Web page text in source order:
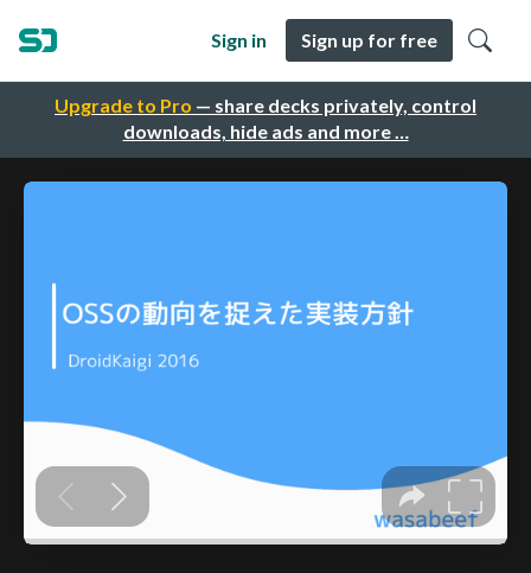
Upgrade to Pro — share decks privately, control
downloads, hide ads and more …
Sign in Sign up for free